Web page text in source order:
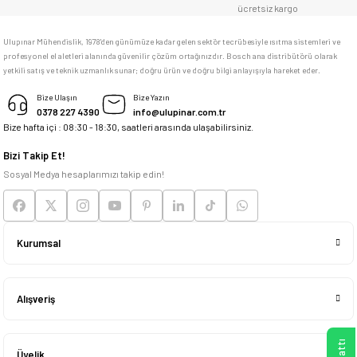
memnun kaldım
Deneyimini Paylaş
ücretsiz kargo
Ulupınar Mühendislik, 1978'den günümüze kadar gelen sektör tecrübesiyle ısıtma sistemleri ve
profesyonel el aletleri alanında güvenilir çözüm ortağınızdır. Bosch ana distribütörü olarak
yetkili satış ve teknik uzmanlık sunar; doğru ürün ve doğru bilgi anlayışıyla hareket eder.
Bize Ulaşın
0378 227 4390
Bize Yazın
info@ulupinar.com.tr
Bize hafta içi : 08:30 - 18:30, saatleri arasında ulaşabilirsiniz.
Bizi Takip Et!
Sosyal Medya hesaplarımızı takip edin!
Kurumsal
Alışveriş
Üyelik